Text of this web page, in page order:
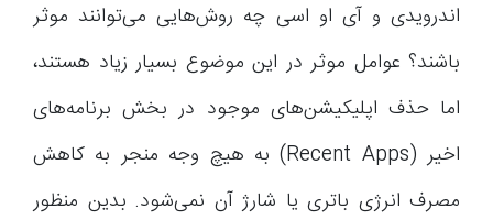
اندرویدی و آی او اسی چه روش‌هایی می‌توانند موثر
باشند؟ عوامل موثر در این موضوع بسیار زیاد هستند،
اما حذف اپلیکیشن‌های موجود در بخش برنامه‌های
اخیر (Recent Apps) به هیچ وجه منجر به کاهش
مصرف انرژی باتری یا شارژ آن نمی‌شود. بدین منظور